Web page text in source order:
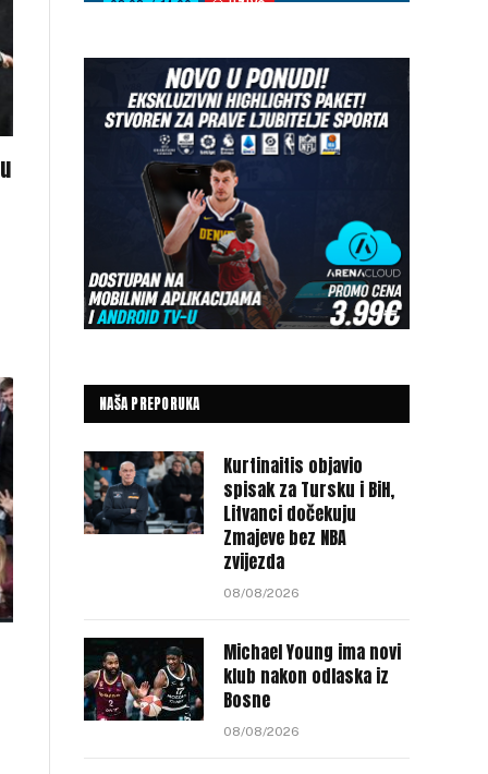
NAŠA PREPORUKA
Kurtinaitis objavio
spisak za Tursku i BiH,
Litvanci dočekuju
Zmajeve bez NBA
zvijezda
08/08/2026
Michael Young ima novi
klub nakon odlaska iz
Bosne
08/08/2026